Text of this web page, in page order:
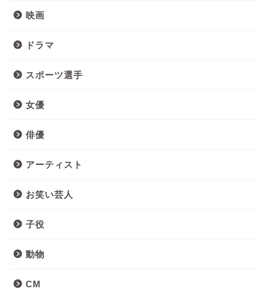
映画
ドラマ
スポーツ選手
女優
俳優
アーティスト
お笑い芸人
子役
動物
CM